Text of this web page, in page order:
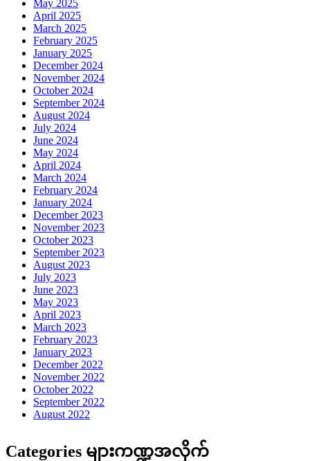
May 2025
April 2025
March 2025
February 2025
January 2025
December 2024
November 2024
October 2024
September 2024
August 2024
July 2024
June 2024
May 2024
April 2024
March 2024
February 2024
January 2024
December 2023
November 2023
October 2023
September 2023
August 2023
July 2023
June 2023
May 2023
April 2023
March 2023
February 2023
January 2023
December 2022
November 2022
October 2022
September 2022
August 2022
Categories များကဏ္ဍအလိုက်